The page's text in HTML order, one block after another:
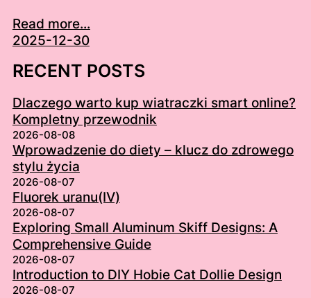
Read more...
2025-12-30
RECENT POSTS
Dlaczego warto kup wiatraczki smart online?
Kompletny przewodnik
2026-08-08
Wprowadzenie do diety – klucz do zdrowego
stylu życia
2026-08-07
Fluorek uranu(IV)
2026-08-07
Exploring Small Aluminum Skiff Designs: A
Comprehensive Guide
2026-08-07
Introduction to DIY Hobie Cat Dollie Design
2026-08-07